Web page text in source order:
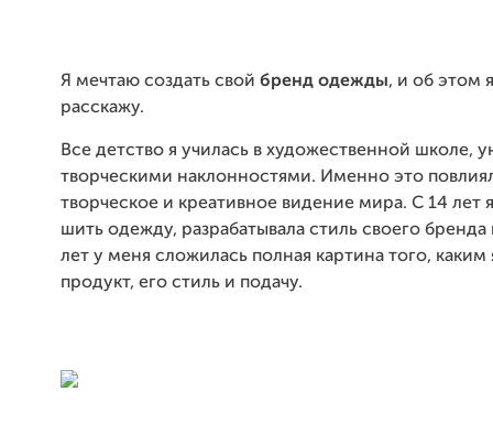
Я мечтаю создать свой бренд одежды, и об этом
расскажу.
Все детство я училась в художественной школе,
творческими наклонностями. Именно это
творческое и креативное видение мира. С 14 лет
шить одежду, разрабатывала стиль своего бренда
лет у меня сложилась полная картина того, каким
продукт, его стиль и подачу.